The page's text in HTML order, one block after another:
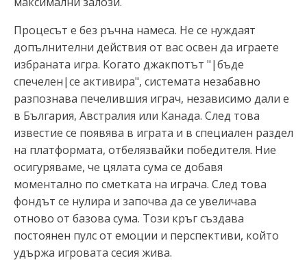
Процесът е без ръчна намеса. Не се нуждаят
допълнителни действия от вас освен да играете
избраната игра. Когато джакпотът "|бъде
спечелен|се активира", системата незабавно
разпознава печелившия играч, независимо дали е
в България, Австралия или Канада. След това
известие се появява в играта и в специален раздел
на платформата, отбелязвайки победителя. Ние
осигуряваме, че цялата сума се добавя
моментално по сметката на играча. След това
фондът се нулира и започва да се увеличава
отново от базова сума. Този кръг създава
постоянен пулс от емоции и перспективи, който
удържа игровата сесия жива.